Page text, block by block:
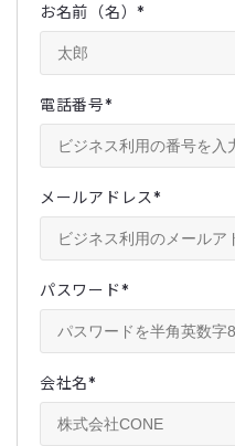
お名前（名）*
電話番号*
メールアドレス*
パスワード*
会社名*